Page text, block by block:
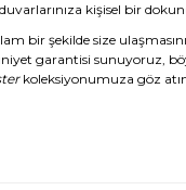
kişisel bir
bir şekilde size
garantisi sunuyoruz,
koleksiyonumuza göz